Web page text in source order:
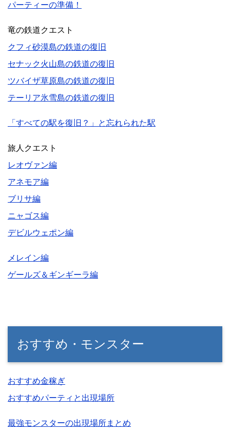
パーティーの準備！
竜の鉄道クエスト
クフィ砂漠島の鉄道の復旧
セナック火山島の鉄道の復旧
ツバイザ草原島の鉄道の復旧
テーリア氷雪島の鉄道の復旧
「すべての駅を復旧？」と忘れられた駅
旅人クエスト
レオヴァン編
アネモア編
ブリサ編
ニャゴス編
デビルウェポン編
メレイン編
ゲールズ＆ギンギーラ編
おすすめ・モンスター
おすすめ金稼ぎ
おすすめパーティと出現場所
最強モンスターの出現場所まとめ